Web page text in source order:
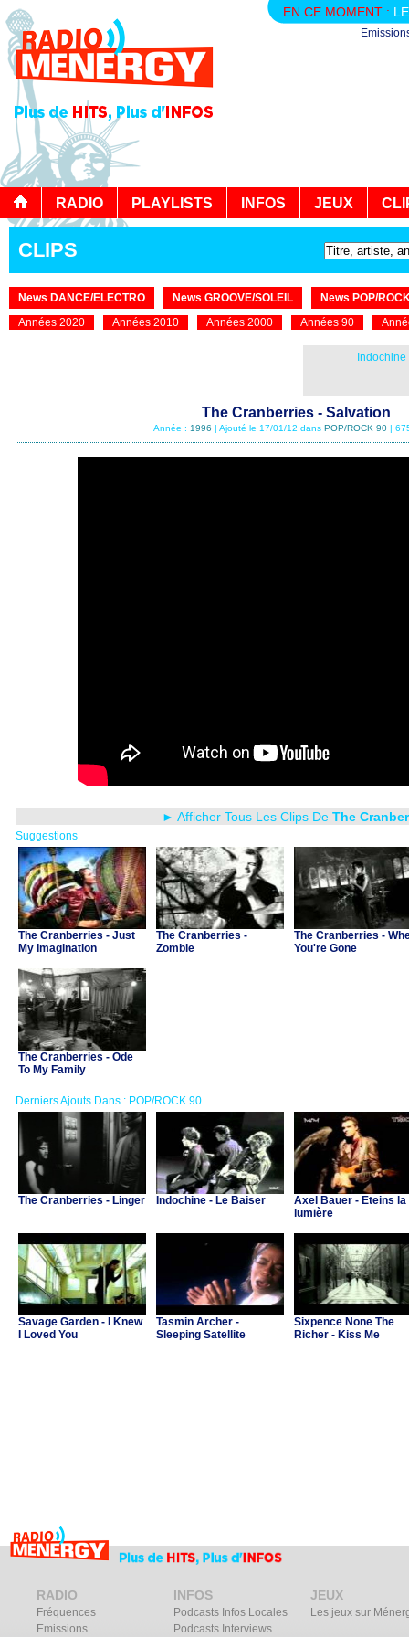
EN CE MOMENT :
RADIO PLAYLISTS INFOS JEUX
CLIPS
News DANCE/ELECTRO News GROOVE/SOLEIL
News POP/
Années 2020
Années 2010 Années 2000 Années 90
The Cranberries - Salvation
Année : 1996 | Ajouté le 17/01/12 dans POP/ROCK 90|
► Afficher Tous Les Clips De The
Suggestions
The Cranberries - Just
My Imagination
The Cranberries -
Zombie
The Cranberries -
You're Gone
The Cranberries - Ode
To My Family
Derniers Ajouts Dans : POP/ROCK 90
The Cranberries - Linger Indochine - Le Baiser
Axel Bauer - Eteins la
lumière
Savage Garden - I Knew
I Loved You
Tasmin Archer -
Sleeping Satellite
Sixpence None The
Richer - Kiss Me
RADIO
Fréquences
Emissions
INFOS
Podcasts Infos Locales
Podcasts Interviews
JEUX
Les jeux sur